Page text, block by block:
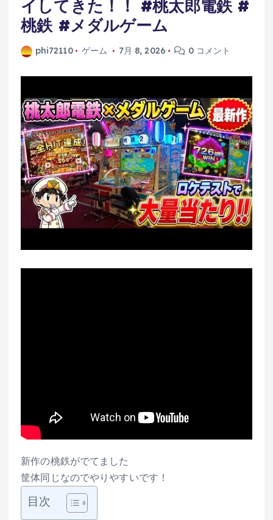
イしてきた！！ #桃太郎電鉄 #
桃鉄 #メダルゲーム
phi72110 ゲーム 7月 8, 2026 0 コメント
新作の桃鉄がでてました
筐体同じなのでやりやすいです！
目次